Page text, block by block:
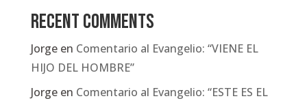
Recent Comments
Jorgeen Comentario al Evangelio: “VIENE EL
HIJO DEL HOMBRE”
Jorgeen Comentario al Evangelio: “ESTE ES EL